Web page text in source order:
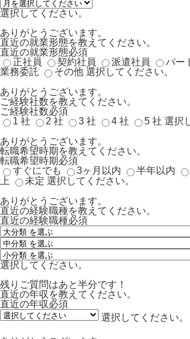
選択してください。
ありがとうございます。
直近の就業形態を教えてください。
直近の就業形態必須
正社員
契約社員 派遣社員
パー
業務委託
その他 選択してください。
ありがとうございます。
ご経験社数を教えてください。
ご経験社数必須
1 社
2 社 3 社 4 社 5 社 選択
ありがとうございます。
転職希望時期を教えてください。
転職希望時期必須
すぐにでも
3ヶ月以内 半年以内
上
未定 選択してください。
ありがとうございます。
直近の経験職種を教えてください。
直近の経験職種必須
選択してください。
残りご質問はあと半分です！
直近の年収を教えてください。
直近の年収必須
選択してください。